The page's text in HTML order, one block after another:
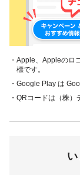
・Apple、Appleのロ
標です。
・Google Play は
・QRコードは（株）